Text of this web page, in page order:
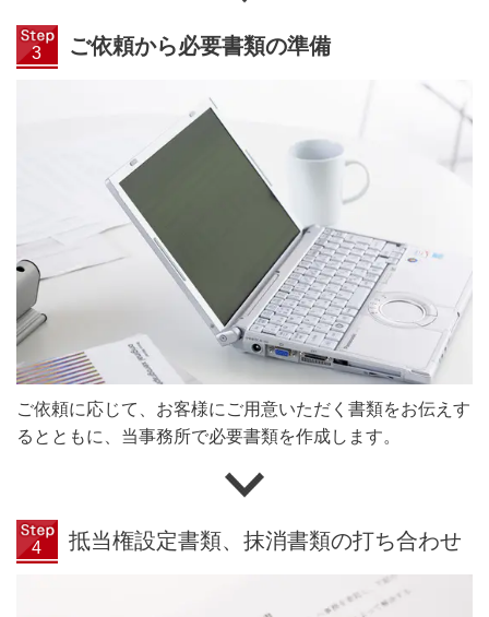
ご依頼から必要書類の準備
ご依頼に応じて、お客様にご用意いただく書類をお伝えす
るとともに、当事務所で必要書類を作成します。
抵当権設定書類、抹消書類の打ち合わせ